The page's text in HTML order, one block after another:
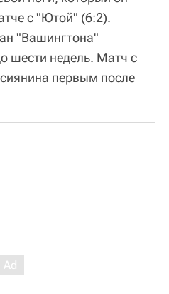
с "Ютой" (6:2).
"Вашингтона"
шести недель. Матч с
первым после